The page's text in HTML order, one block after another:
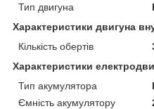
Тип двигуна
Характеристики двигуна
Кількість обертів
Характеристики
Тип акумулятора
Ємність акумулятору